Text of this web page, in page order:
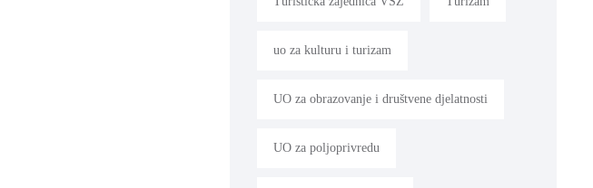
uo za kulturu i turizam
UO za obrazovanje i društvene djelatnosti
UO za poljoprivredu